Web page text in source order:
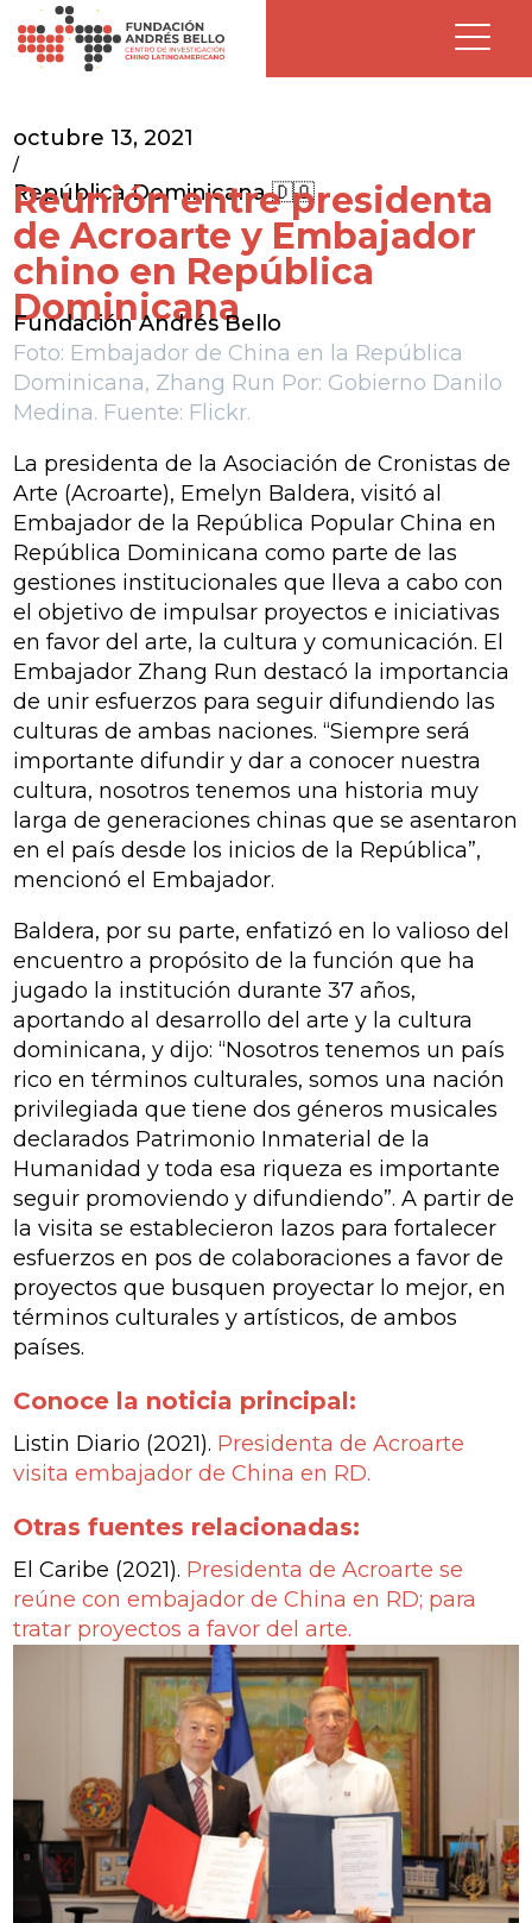
octubre 13, 2021
/
República Dominicana 🇩🇴
Reunión entre presidenta
de Acroarte y Embajador
chino en República
Dominicana
Fundación Andrés Bello
Foto: Embajador de China en la República
Dominicana, Zhang Run Por: Gobierno Danilo
Medina. Fuente: Flickr.
La presidenta de la Asociación de Cronistas de
Arte (Acroarte), Emelyn Baldera, visitó al
Embajador de la República Popular China en
República Dominicana como parte de las
gestiones institucionales que lleva a cabo con
el objetivo de impulsar proyectos e iniciativas
en favor del arte, la cultura y comunicación. El
Embajador Zhang Run destacó la importancia
de unir esfuerzos para seguir difundiendo las
culturas de ambas naciones. “Siempre será
importante difundir y dar a conocer nuestra
cultura, nosotros tenemos una historia muy
larga de generaciones chinas que se asentaron
en el país desde los inicios de la República”,
mencionó el Embajador.
Baldera, por su parte, enfatizó en lo valioso del
encuentro a propósito de la función que ha
jugado la institución durante 37 años,
aportando al desarrollo del arte y la cultura
dominicana, y dijo: “Nosotros tenemos un país
rico en términos culturales, somos una nación
privilegiada que tiene dos géneros musicales
declarados Patrimonio Inmaterial de la
Humanidad y toda esa riqueza es importante
seguir promoviendo y difundiendo”. A partir de
la visita se establecieron lazos para fortalecer
esfuerzos en pos de colaboraciones a favor de
proyectos que busquen proyectar lo mejor, en
términos culturales y artísticos, de ambos
países.
Conoce la noticia principal:
Listin Diario (2021). Presidenta de Acroarte
visita embajador de China en RD.
Otras fuentes relacionadas:
El Caribe (2021). Presidenta de Acroarte se
reúne con embajador de China en RD; para
tratar proyectos a favor del arte.